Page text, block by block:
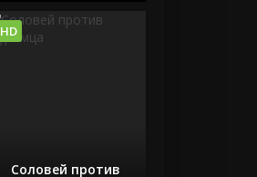
Соловей против
HD